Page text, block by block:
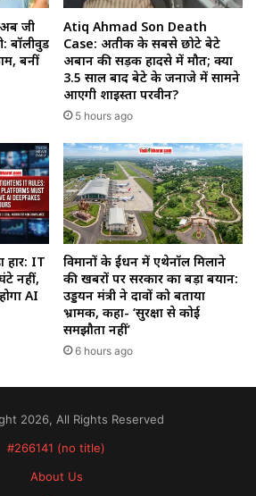
अब जी
बॉलीवुड
बनीं
Atiq Ahmad Son Death
Case: अतीक के सबसे छोटे बेटे
अबान की सड़क हादसे में मौत; क्या
3.5 साल बाद बेटे के जनाजे में सामने
आएगी शाइस्ता परवीन?
5 hours ago
IT
नहीं,
AI
विमानों के ईंधन में एथेनॉल मिलाने
की खबरों पर सरकार का बड़ा बयान:
उड्डयन मंत्री ने दावों को बताया
भ्रामक, कहा- ‘सुरक्षा से कोई
समझौता नहीं’
6 hours ago
2026, All Rights Reserved
#266141 (no title)
About Us